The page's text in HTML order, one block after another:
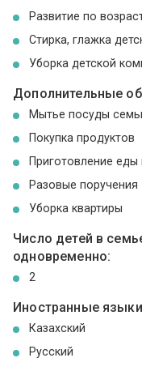
Развитие по
Стирка, глажка
Уборка детской
Дополнительные
Мытье посуды
Покупка продуктов
Приготовление
Разовые поручения
Уборка квартиры
Число детей в
одновременно:
2
Иностранные
Казахский
Русский